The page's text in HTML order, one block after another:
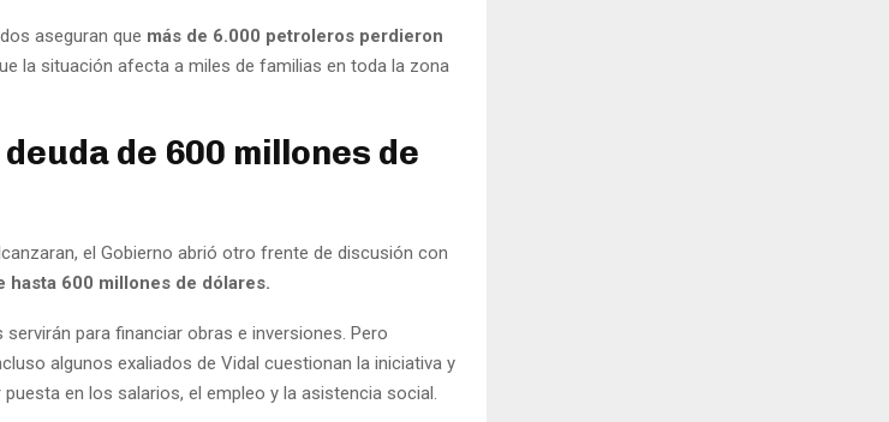
aseguran que más de 6.000 petroleros perdieron
la situación afecta a miles de familias en toda la zona
de 600 millones de
el Gobierno abrió otro frente de discusión con
hasta 600 millones de dólares.
para financiar obras e inversiones. Pero
algunos exaliados de Vidal cuestionan la iniciativa y
en los salarios, el empleo y la asistencia social.